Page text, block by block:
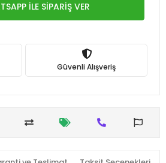
İLE SİPARİŞ VER
Güvenli Alışveriş